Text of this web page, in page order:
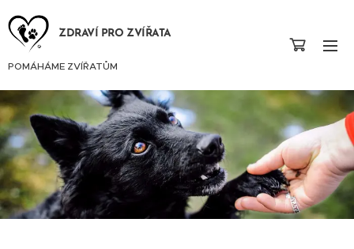
ZDRAVÍ PRO ZVÍŘATA
POMÁHÁME ZVÍŘATŮM